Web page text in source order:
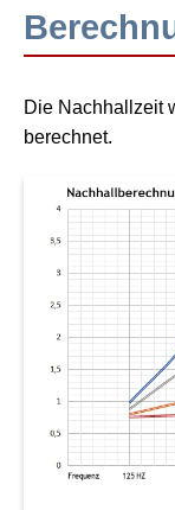
Die Nachhallzeit
berechnet.